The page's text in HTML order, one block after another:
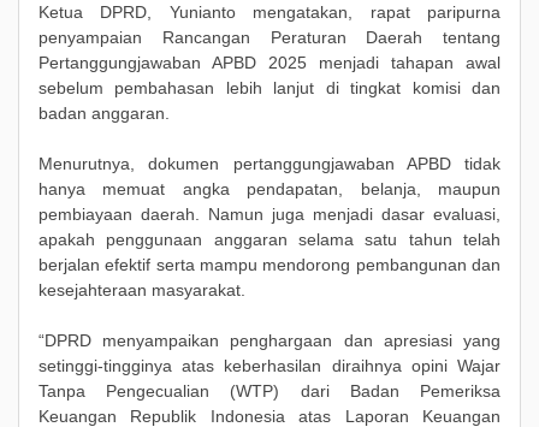
Ketua DPRD, Yunianto mengatakan, rapat paripurna
penyampaian Rancangan Peraturan Daerah tentang
Pertanggungjawaban APBD 2025 menjadi tahapan awal
sebelum pembahasan lebih lanjut di tingkat komisi dan
badan anggaran.
Menurutnya, dokumen pertanggungjawaban APBD tidak
hanya memuat angka pendapatan, belanja, maupun
pembiayaan daerah. Namun juga menjadi dasar evaluasi,
apakah penggunaan anggaran selama satu tahun telah
berjalan efektif serta mampu mendorong pembangunan dan
kesejahteraan masyarakat.
“DPRD menyampaikan penghargaan dan apresiasi yang
setinggi-tingginya atas keberhasilan diraihnya opini Wajar
Tanpa Pengecualian (WTP) dari Badan Pemeriksa
Keuangan Republik Indonesia atas Laporan Keuangan